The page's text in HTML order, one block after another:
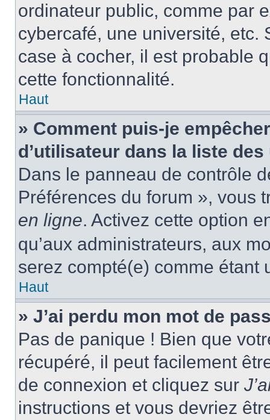
ordinateur public, comme par
cybercafé, une université, etc.
case à cocher, il est probable
cette fonctionnalité.
Haut
» Comment puis-je
d’utilisateur dans la liste
Dans le panneau de contrôle
Préférences du forum », vous
en ligne. Activez cette option
qu’aux administrateurs, aux
serez compté(e) comme étant
Haut
» J’ai perdu mon mot de
Pas de panique ! Bien que
récupéré, il peut facilement
de connexion et cliquez sur
instructions et vous devriez